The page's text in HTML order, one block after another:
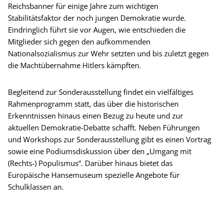
Reichsbanner für einige Jahre zum wichtigen
Stabilitätsfaktor der noch jungen Demokratie wurde.
Eindringlich führt sie vor Augen, wie entschieden die
Mitglieder sich gegen den aufkommenden
Nationalsozialismus zur Wehr setzten und bis zuletzt gegen
die Machtübernahme Hitlers kämpften.
Begleitend zur Sonderausstellung findet ein vielfältiges
Rahmenprogramm statt, das über die historischen
Erkenntnissen hinaus einen Bezug zu heute und zur
aktuellen Demokratie-Debatte schafft. Neben Führungen
und Workshops zur Sonderausstellung gibt es einen Vortrag
sowie eine Podiumsdiskussion über den „Umgang mit
(Rechts-) Populismus“. Darüber hinaus bietet das
Europäische Hansemuseum spezielle Angebote für
Schulklassen an.